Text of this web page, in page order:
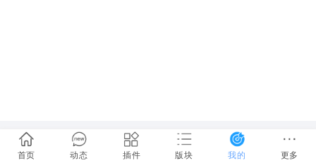
首页 动态 插件 版块 我的 更多